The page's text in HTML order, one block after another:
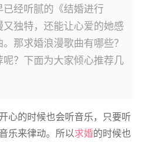
经听腻的《结婚进行
独特，还能让心爱的她感
那求婚浪漫歌曲有哪些？
？下面为大家倾心推荐几
心的时候也会听音乐，只要听
乐来律动。所以求婚的时候也